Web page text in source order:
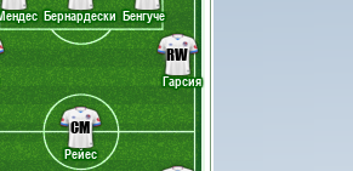
Рейес
Гарсия
Бернардески Бенгуче
CM
RW